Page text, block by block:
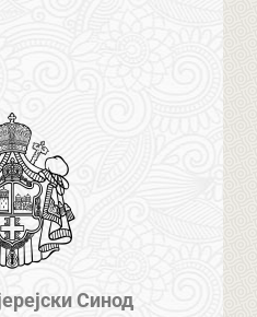
Синод